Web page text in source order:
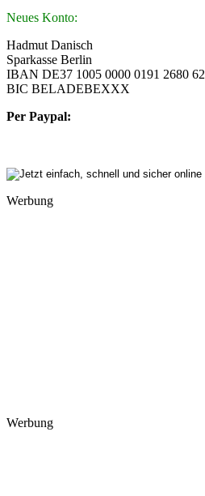
Neues Konto:
Hadmut Danisch
Sparkasse Berlin
IBAN DE37 1005 0000 0191 2680 62
BIC BELADEBEXXX
Per Paypal:
Werbung
Werbung